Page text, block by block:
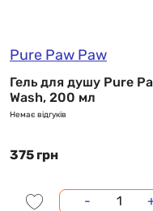
Pure Paw Paw
Гель для душу Pure
Wash, 200 мл
Немає відгуків
375 грн
-